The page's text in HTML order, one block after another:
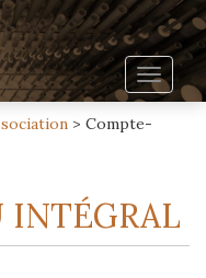
> Compte-
INTÉGRAL